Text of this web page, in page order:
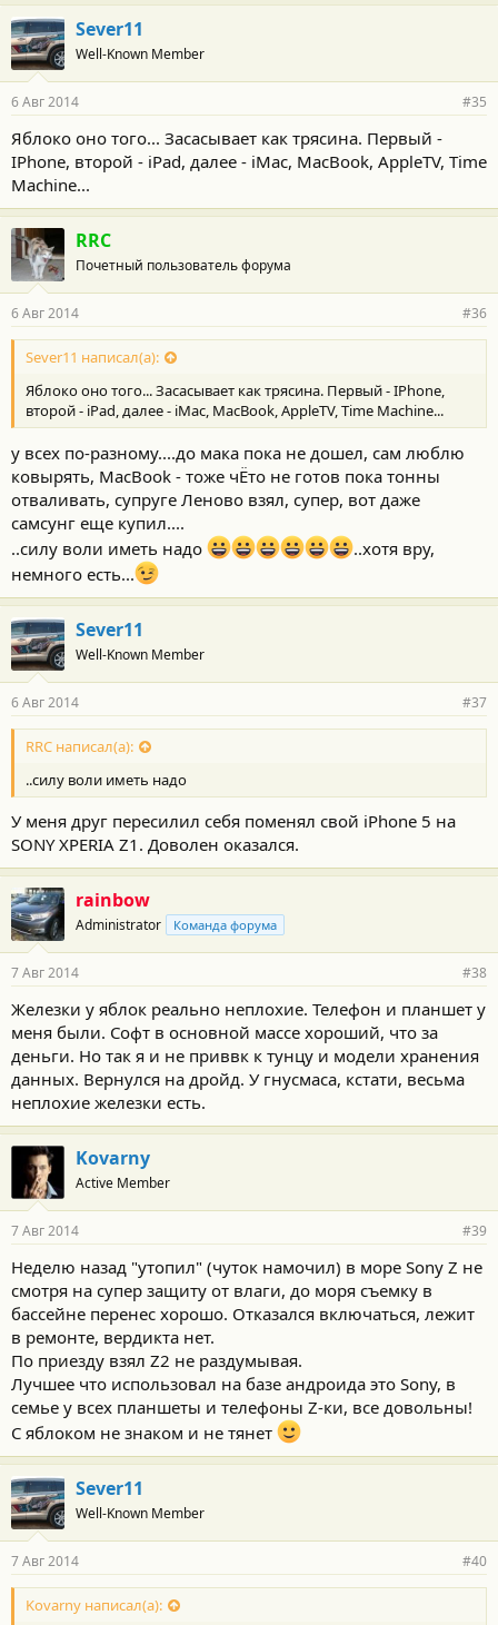
Sever11
Well-Known Member
6 Авг 2014 #35
Яблоко оно того... Засасывает как трясина. Первый -
IPhone, второй - iPad, далее - iMac, MacBook, AppleTV, Time
Machine...
RRC
Почетный пользователь форума
6 Авг 2014 #36
Sever11 написал(а):
Яблоко оно того... Засасывает как трясина. Первый - IPhone,
второй - iPad, далее - iMac, MacBook, AppleTV, Time Machine...
у всех по-разному....до мака пока не дошел, сам люблю
ковырять, MacBook - тоже чЁто не готов пока тонны
отваливать, супруге Леново взял, супер, вот даже
самсунг еще купил....
..силу воли иметь надо
..хотя вру,
немного есть...
Sever11
Well-Known Member
6 Авг 2014 #37
RRC написал(а):
..силу воли иметь надо
У меня друг пересилил себя поменял свой iPhone 5 на
SONY XPERIA Z1. Доволен оказался.
rainbow
Administrator Команда форума
7 Авг 2014 #38
Железки у яблок реально неплохие. Телефон и планшет у
меня были. Софт в основной массе хороший, что за
деньги. Но так я и не приввк к тунцу и модели хранения
данных. Вернулся на дройд. У гнусмаса, кстати, весьма
неплохие железки есть.
Kovarny
Active Member
7 Авг 2014 #39
Неделю назад "утопил" (чуток намочил) в море Sony Z не
смотря на супер защиту от влаги, до моря съемку в
бассейне перенес хорошо. Отказался включаться, лежит
в ремонте, вердикта нет.
По приезду взял Z2 не раздумывая.
Лучшее что использовал на базе андроида это Sony, в
семье у всех планшеты и телефоны Z-ки, все довольны!
С яблоком не знаком и не тянет
Sever11
Well-Known Member
7 Авг 2014 #40
Kovarny написал(а):